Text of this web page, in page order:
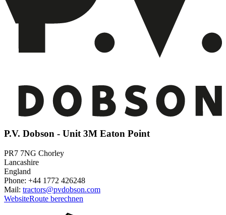
P.V. Dobson - Unit 3M Eaton Point
PR7 7NG Chorley
Lancashire
England
Phone: +44 1772 426248
Mail: tractors@pvdobson.com
WebsiteRoute berechnen